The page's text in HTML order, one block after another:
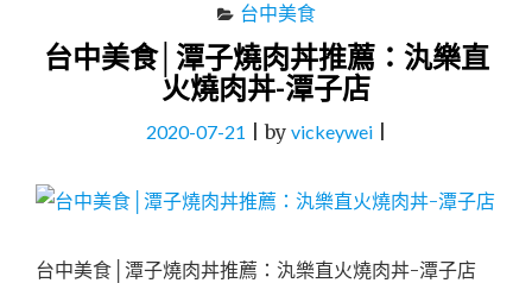
台中美食
台中美食│潭子燒肉丼推薦：汍樂直
火燒肉丼-潭子店
2020-07-21 |by vickeywei|
台中美食│潭子燒肉丼推薦：汍樂直火燒肉丼-潭子店